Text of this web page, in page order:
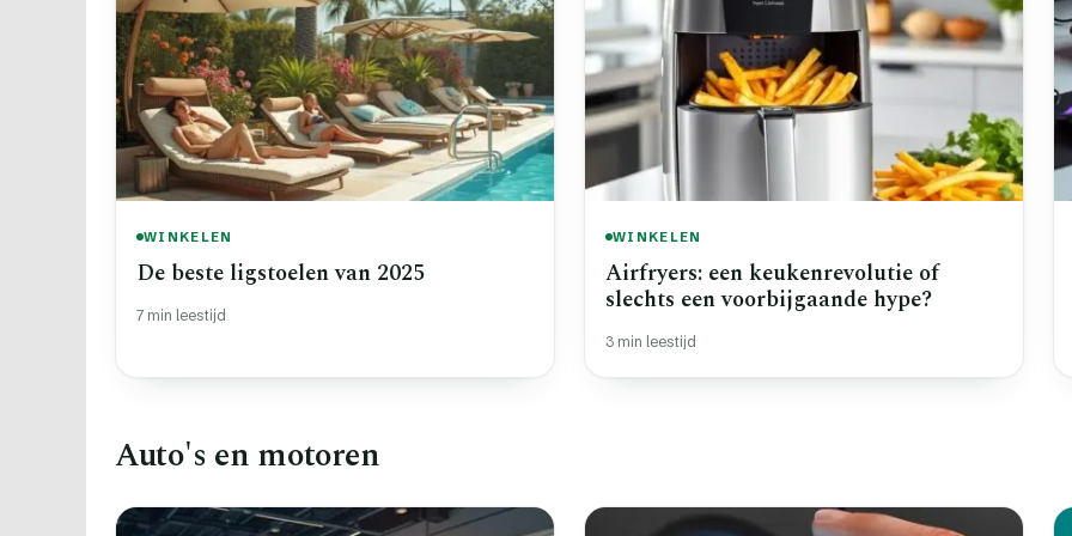
WINKELEN
De beste ligstoelen van 2025
7 min leestijd
WINKELEN
Airfryers: een keukenrevolutie of
slechts een voorbijgaande hype?
3 min leestijd
Auto's en motoren